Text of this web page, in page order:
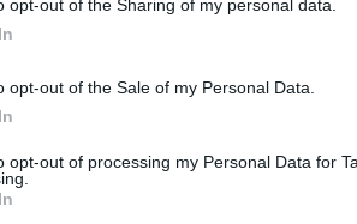
opt-out of the Sharing of my personal data.
opt-out of the Sale of my Personal Data.
opt-out of processing my Personal Data for
ιδρώτας και το
οργισμένο hip hop στο